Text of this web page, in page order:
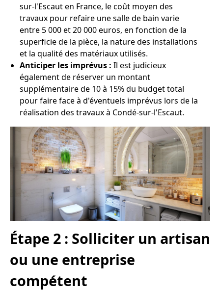
sur-l'Escaut en France, le coût moyen des
travaux pour refaire une salle de bain varie
entre 5 000 et 20 000 euros, en fonction de la
superficie de la pièce, la nature des installations
et la qualité des matériaux utilisés.
Anticiper les imprévus : Il est judicieux
également de réserver un montant
supplémentaire de 10 à 15% du budget total
pour faire face à d'éventuels imprévus lors de la
réalisation des travaux à Condé-sur-l'Escaut.
Étape 2 : Solliciter un artisan
ou une entreprise
compétent